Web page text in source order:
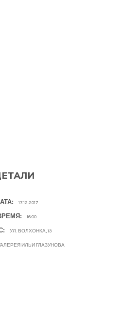
17.12.2017
16:00
УЛ. ВОЛХОНКА, 13
ИЛЬИ ГЛАЗУНОВА